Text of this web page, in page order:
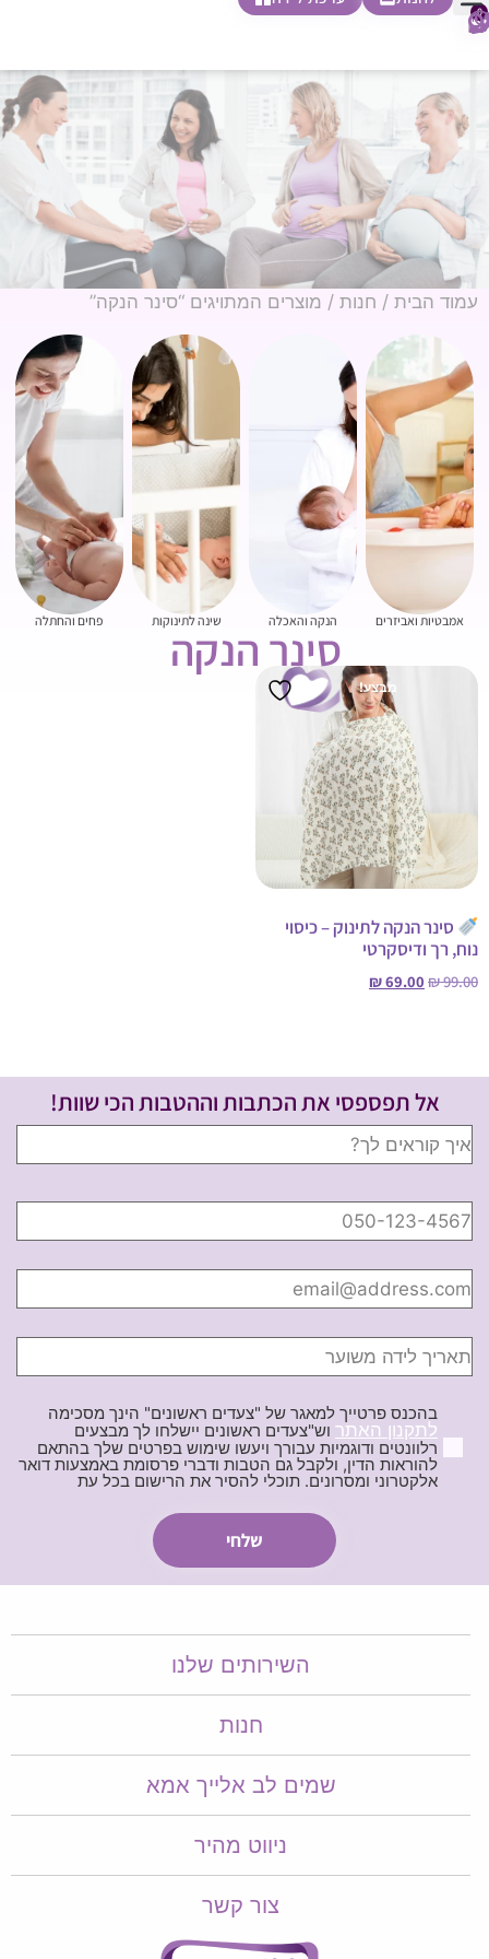
0
עמוד הבית / חנות / מוצרים המתויגים “סינר הנקה”
אמבטיות ואביזרים הנקה והאכלה שינה לתינוקות פחים והחתלה
סינר הנקה
מבצע!
סינר הנקה לתינוק – כיסוי
נוח, רך ודיסקרטי
₪99.00
₪69.00
אל תפספסי את הכתבות וההטבות הכי שוות!
בהכנס פרטייך למאגר של "צעדים ראשונים" הינך מסכימה
לתקנון האתר וש"צעדים ראשונים יישלחו לך מבצעים
רלוונטים ודוגמיות עבורך ויעשו שימוש בפרטים שלך בהתאם
להוראות הדין, ולקבל גם הטבות ודברי פרסומת באמצעות דואר
אלקטרוני ומסרונים. תוכלי להסיר את הרישום בכל עת
השירותים שלנו
חנות
שמים לב אלייך אמא​​
ניווט מהיר
צור קשר